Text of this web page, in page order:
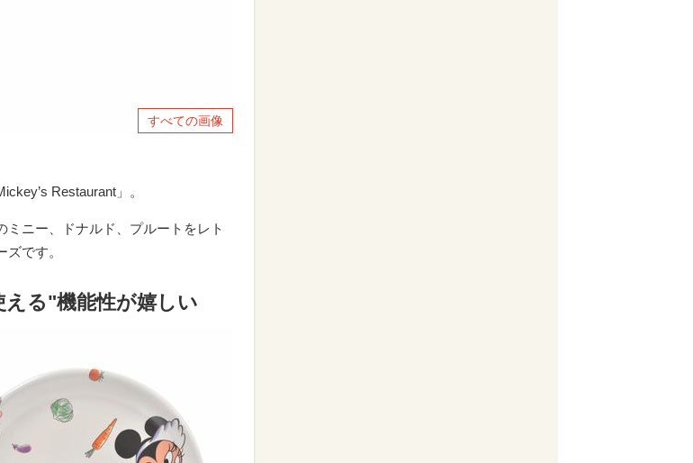
すべての画像
Restaurant」。
ニー、ドナルド、プルートをレト
です。
る"機能性が嬉しい